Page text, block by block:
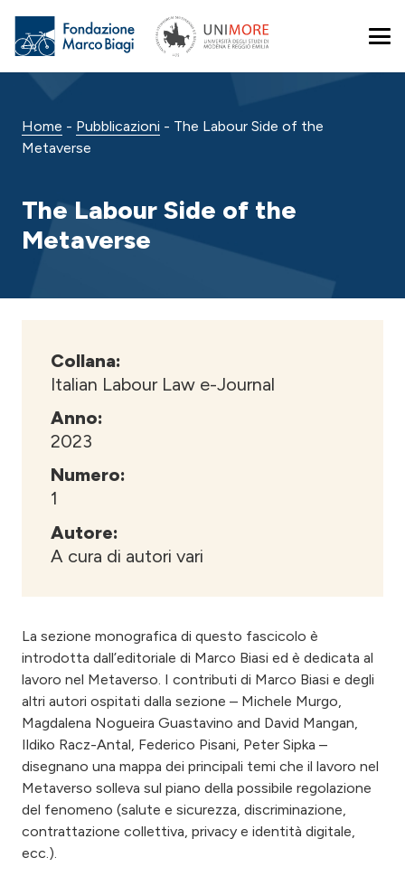
Home - Pubblicazioni - The Labour Side of the
Metaverse
The Labour Side of the
Metaverse
La sezione monografica di questo fascicolo è
introdotta dall’editoriale di Marco Biasi ed è dedicata al
lavoro nel Metaverso. I contributi di Marco Biasi e degli
altri autori ospitati dalla sezione – Michele Murgo,
Magdalena Nogueira Guastavino and David Mangan,
Ildiko Racz-Antal, Federico Pisani, Peter Sipka –
disegnano una mappa dei principali temi che il lavoro nel
Metaverso solleva sul piano della possibile regolazione
del fenomeno (salute e sicurezza, discriminazione,
contrattazione collettiva, privacy e identità digitale,
ecc.).
Collana:
Italian Labour Law e-Journal
Anno:
2023
Numero:
1
Autore:
A cura di autori vari